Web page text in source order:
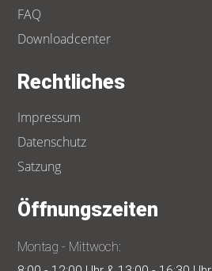
FAQ
Downloadcenter
Rechtliches
Impressum
Datenschutz
Satzung
Öffnungszeiten
Montag - Mittwoch: